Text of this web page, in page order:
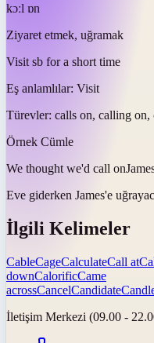
kɔːl ɒn
Ziyaret etmek, uğramak
Visit sb for a short time
Eş anlamlılar: Visit
Türevler: calls on, calling on,
Örnek Cümle
We thought we'd call on
Eve giderken James'e
İlgili Kelimeler
CableCageCalculateCall at
downCalorificCame
acrossCancelCandidate
İletişim Merkezi (09.00 -